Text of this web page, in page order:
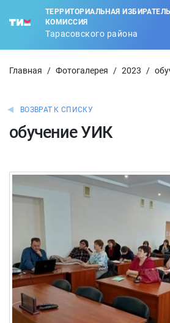
ТЕРРИТОРИАЛЬНАЯ
КОМИССИЯ
Тарасовского района
Главная / Фотогалерея / 2023 /
ВОЗВРАТ К СПИСКУ
обучение УИК